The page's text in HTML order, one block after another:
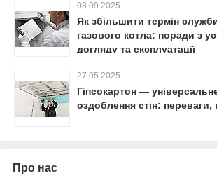
08.09.2025
Як збільшити термін
газового котла: поради з
догляду та експлуатації
27.05.2025
Гіпсокартон —
оздоблення стін:
Про нас